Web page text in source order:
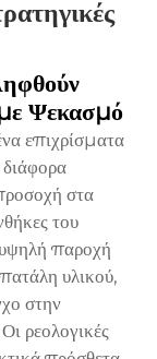
Ψεκασμό
επιχρίσματα
στα
του
παροχή
υλικού,
στην
ρεολογικές